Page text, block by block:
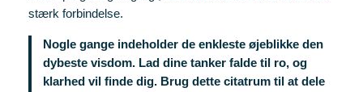
stærk forbindelse.
Nogle gange indeholder de enkleste øjeblikke den
dybeste visdom. Lad dine tanker falde til ro, og
klarhed vil finde dig. Brug dette citatrum til at dele